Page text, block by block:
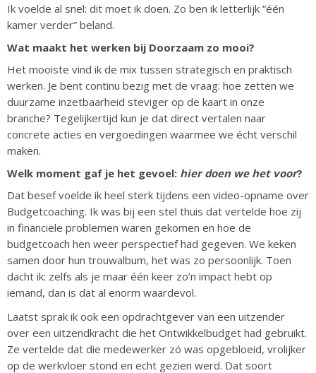
Ik voelde al snel: dit moet ik doen. Zo ben ik letterlijk “één
kamer verder” beland.
Wat maakt het werken bij Doorzaam zo mooi?
Het mooiste vind ik de mix tussen strategisch en praktisch
werken. Je bent continu bezig met de vraag: hoe zetten we
duurzame inzetbaarheid steviger op de kaart in onze
branche? Tegelijkertijd kun je dat direct vertalen naar
concrete acties en vergoedingen waarmee we écht verschil
maken.
Welk moment gaf je het gevoel: hier doen we het voor?
Dat besef voelde ik heel sterk tijdens een video-opname over
Budgetcoaching. Ik was bij een stel thuis dat vertelde hoe zij
in financiële problemen waren gekomen en hoe de
budgetcoach hen weer perspectief had gegeven. We keken
samen door hun trouwalbum, het was zo persoonlijk. Toen
dacht ik: zelfs als je maar één keer zo’n impact hebt op
iemand, dan is dat al enorm waardevol.
Laatst sprak ik ook een opdrachtgever van een uitzender
over een uitzendkracht die het Ontwikkelbudget had gebruikt.
Ze vertelde dat die medewerker zó was opgebloeid, vrolijker
op de werkvloer stond en echt gezien werd. Dat soort